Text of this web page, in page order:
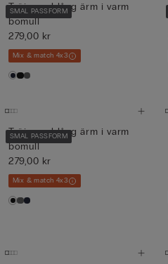
SMAL PASSFORM
Tröja med lång ärm i varm
bomull
279,00 kr
Mix & match 4x3
SMAL PASSFORM
Tröja med lång ärm i varm
bomull
279,00 kr
Mix & match 4x3